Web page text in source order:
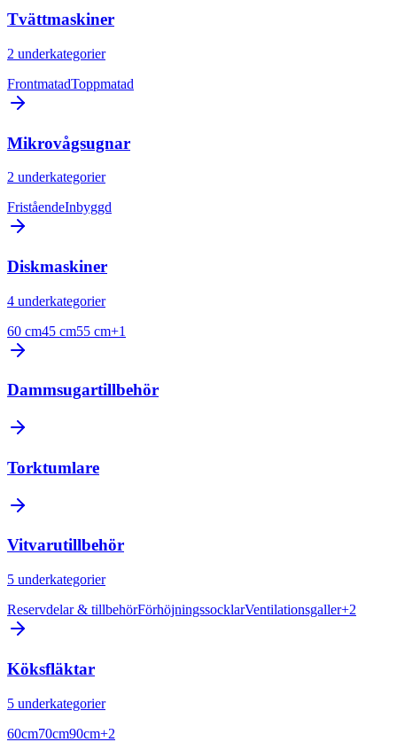
Tvättmaskiner
2 underkategorier
FrontmatadToppmatad
Mikrovågsugnar
2 underkategorier
FriståendeInbyggd
Diskmaskiner
4 underkategorier
60 cm45 cm55 cm+1
Dammsugartillbehör
Torktumlare
Vitvarutillbehör
5 underkategorier
Reservdelar & tillbehörFörhöjningssocklarVentilationsgaller+2
Köksfläktar
5 underkategorier
60cm70cm90cm+2